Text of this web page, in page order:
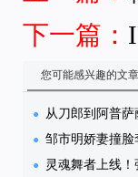
下一篇：
您可能感兴趣的文章
从刀郎到阿普
邹市明娇妻撞
灵魂舞者上线